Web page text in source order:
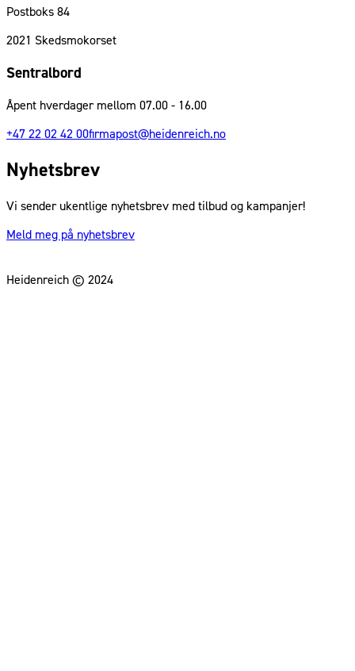
Postboks 84
2021 Skedsmokorset
Sentralbord
Åpent hverdager mellom 07.00 - 16.00
+47 22 02 42 00firmapost@heidenreich.no
Nyhetsbrev
Vi sender ukentlige nyhetsbrev med tilbud og kampanjer!
Meld meg på nyhetsbrev
Heidenreich © 2024